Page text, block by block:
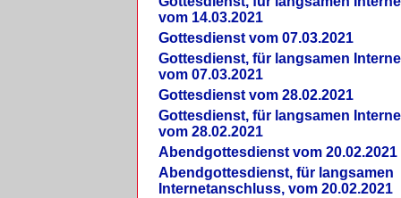
vom 14.03.2021
Gottesdienst vom 07.03.2021
Gottesdienst, für langsamen
vom 07.03.2021
Gottesdienst vom 28.02.2021
Gottesdienst, für langsamen
vom 28.02.2021
Abendgottesdienst vom 20.02.2021
Abendgottesdienst, für langsamen
Internetanschluss, vom 20.02.2021